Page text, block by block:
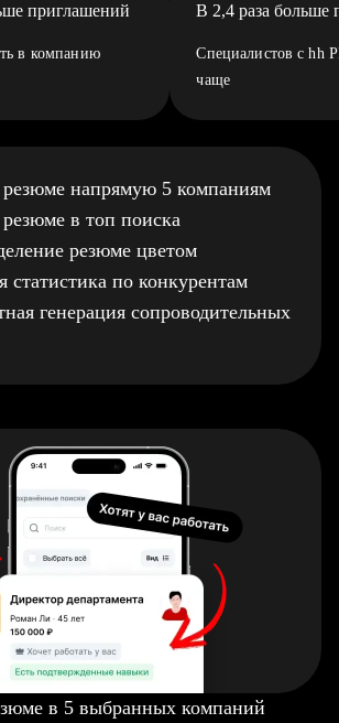
приглашений
в компанию
В 2,4 раза больше
Специалистов с hh
чаще
напрямую 5 компаниям
в топ поиска
резюме цветом
статистика по конкурентам
генерация сопроводительных
в 5 выбранных компаний